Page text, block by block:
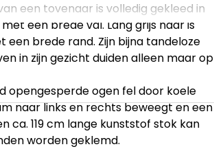
een tovenaar is volledig gekleed in
een brede val. Lang grijs haar is
brede rand. Zijn bijna tandeloze
in zijn gezicht duiden alleen maar op
opengesperde ogen fel door koele
naar links en rechts beweegt en een
ca. 119 cm lange kunststof stok kan
worden geklemd.